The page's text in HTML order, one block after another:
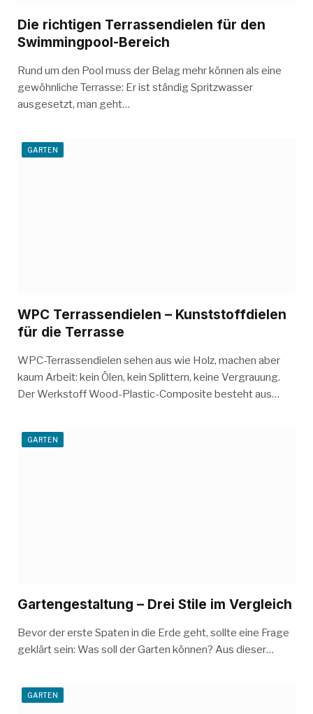
Die richtigen Terrassendielen für den
Swimmingpool-Bereich
Rund um den Pool muss der Belag mehr können als eine
gewöhnliche Terrasse: Er ist ständig Spritzwasser
ausgesetzt, man geht…
GARTEN
WPC Terrassendielen – Kunststoffdielen
für die Terrasse
WPC-Terrassendielen sehen aus wie Holz, machen aber
kaum Arbeit: kein Ölen, kein Splittern, keine Vergrauung.
Der Werkstoff Wood-Plastic-Composite besteht aus…
GARTEN
Gartengestaltung – Drei Stile im Vergleich
Bevor der erste Spaten in die Erde geht, sollte eine Frage
geklärt sein: Was soll der Garten können? Aus dieser…
GARTEN